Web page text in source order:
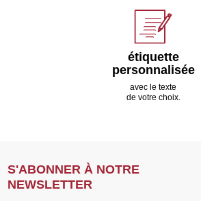
étiquette
personnalisée
avec le texte
de votre choix.
S'ABONNER À NOTRE
NEWSLETTER